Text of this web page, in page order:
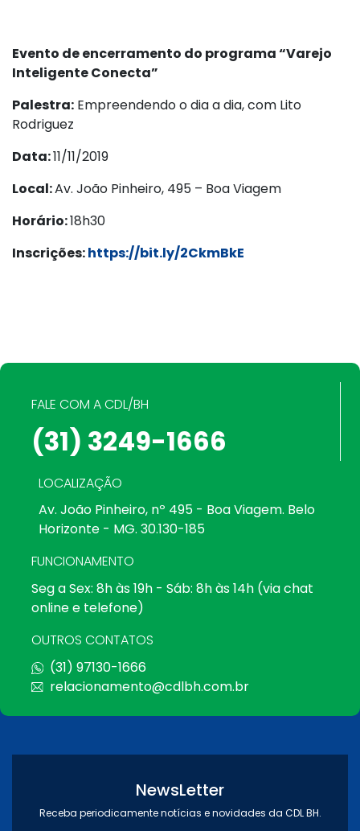
Evento de encerramento do programa “Varejo
Inteligente Conecta”
Palestra: Empreendendo o dia a dia, com Lito
Rodriguez
Data:11/11/2019
Local:Av. João Pinheiro, 495 – Boa Viagem
Horário:18h30
Inscrições:https://bit.ly/2CkmBkE
FALE COM A CDL/BH
(31) 3249-1666
LOCALIZAÇÃO
Av. João Pinheiro, nº 495 - Boa Viagem. Belo
Horizonte - MG. 30.130-185
FUNCIONAMENTO
Seg a Sex: 8h às 19h - Sáb: 8h às 14h (via chat
online e telefone)
OUTROS CONTATOS
(31) 97130-1666
relacionamento@cdlbh.com.br
NewsLetter
Receba periodicamente notícias e novidades da CDL BH.